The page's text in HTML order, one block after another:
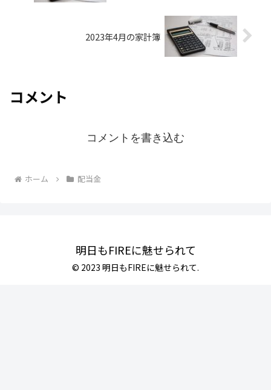
2023年4月の家計簿
コメント
コメントを書き込む
ホーム 配当金
明日もFIREに魅せられて
© 2023 明日もFIREに魅せられて.